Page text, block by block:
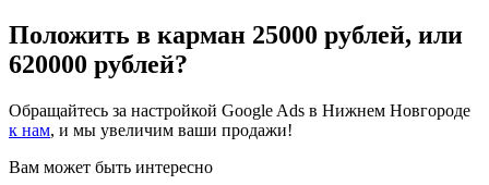
Положить в карман 25000 рублей, или
620000 рублей?
Обращайтесь за настройкой Google Ads в Нижнем Новгороде
к нам, и мы увеличим ваши продажи!
Вам может быть интересно